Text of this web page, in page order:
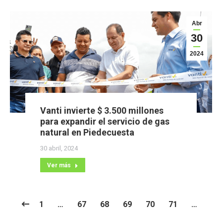
Abr
30
2024
Vanti invierte $ 3.500 millones
para expandir el servicio de gas
natural en Piedecuesta
30 abril, 2024
Ver más
1 … 67 68 69 70 71
…